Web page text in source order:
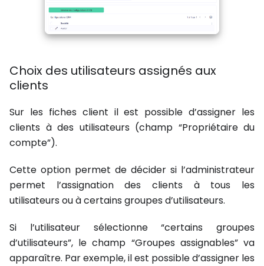
Choix des utilisateurs assignés aux
clients
Sur les fiches client il est possible d’assigner les
clients à des utilisateurs (champ “Propriétaire du
compte”).
Cette option permet de décider si l’administrateur
permet l’assignation des clients à tous les
utilisateurs ou à certains groupes d’utilisateurs.
Si l’utilisateur sélectionne “certains groupes
d’utilisateurs”, le champ “Groupes assignables” va
apparaître. Par exemple, il est possible d’assigner les